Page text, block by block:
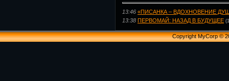
13:46 «ПИСАНКА – ВДОХНОВЕНИЕ
13:38 ПЕРВОМАЙ: НАЗАД В БУДУЩЕЕ
Copyright MyCorp ©